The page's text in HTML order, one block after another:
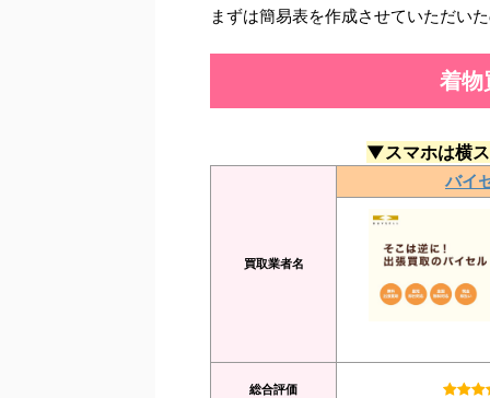
まずは簡易表を作成させていただい
着物
▼スマホは横
買取業者名
バイ
総合評価